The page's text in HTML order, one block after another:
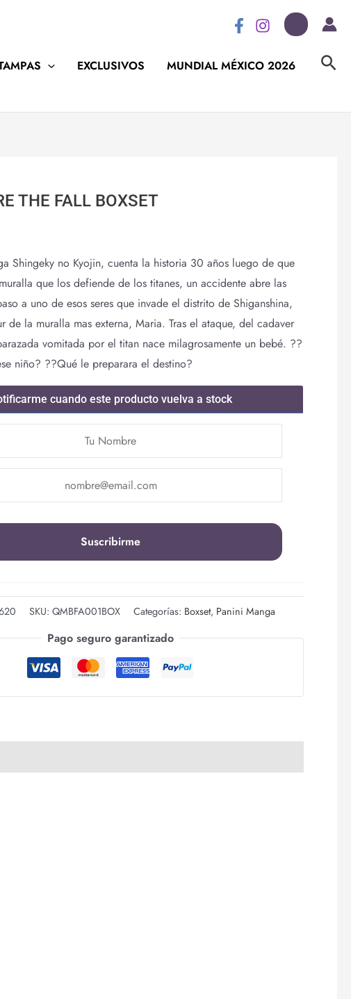
EXCLUSIVOS MUNDIAL MÉXICO 2026
THE FALL BOXSET
Shingeky no Kyojin, cuenta la historia 30 años luego de que
que los defiende de los titanes, un accidente abre las
a uno de esos seres que invade el distrito de Shiganshina,
de la muralla mas externa, Maria. Tras el ataque, del cadaver
vomitada por el titan nace milagrosamente un bebé. ??
niño? ??Qué le preparara el destino?
cuando este producto vuelva a stock
SKU:QMBFA001BOX Categorías: Boxset, Panini Manga
Pago seguro garantizado